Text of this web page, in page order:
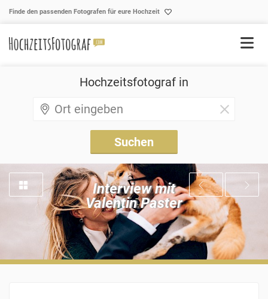
Finde den passenden Fotografen für eure Hochzeit
Hochzeitsfotograf in
Interview mit
Valentin Paster